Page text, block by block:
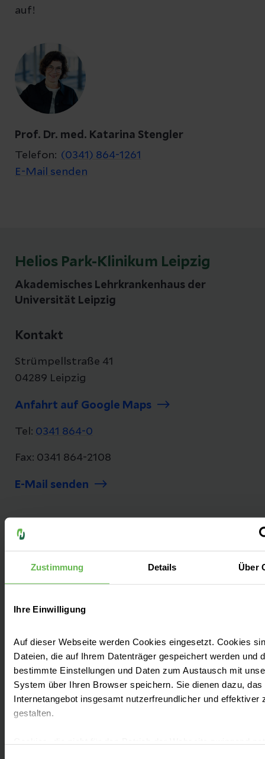
Zustimmung Details Über
Ihre Einwilligung
Auf dieser Webseite werden Cookies eingesetzt. Cookies
Dateien, die auf Ihrem Datenträger gespeichert werden und
bestimmte Einstellungen und Daten zum Austausch mit
System über Ihren Browser speichern. Sie dienen dazu, das
Internetangebot insgesamt nutzerfreundlicher und effektiver
gestalten.
auf!
Prof. Dr. med. Katarina Stengler
Telefon: (0341) 864-1261
E-Mail senden
Helios Park-Klinikum Leipzig
Akademisches Lehrkrankenhaus der
Universität Leipzig
Kontakt
Strümpellstraße 41
04289 Leipzig
Anfahrt auf Google Maps
Tel: 0341 864-0
Fax: 0341 864-2108
E-Mail senden
Das Helios Park-Klinikum verfügt über
mehrere Standorte in Leipzig und
Außenstellen in Torgau, Borna und Wurzen.
Routenbeschreibung.
Leistungen finden